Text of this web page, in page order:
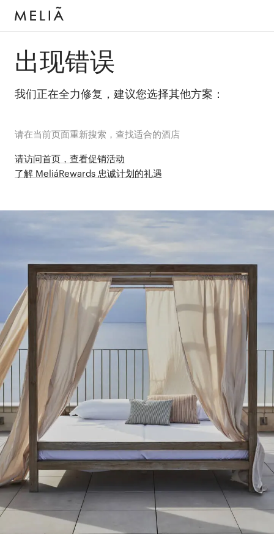
出现错误
我们正在全力修复，建议您选择其他方案：
请在当前页面重新搜索，查找适合的酒店
请访问首页，查看促销活动
了解 MeliáRewards 忠诚计划的礼遇